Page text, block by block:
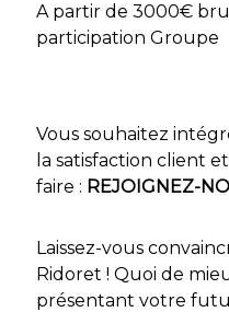
A partir de 3000€
participation Groupe
Vous souhaitez
la satisfaction client
faire : REJOIGNEZ-
Laissez-vous
Ridoret ! Quoi de
présentant votre